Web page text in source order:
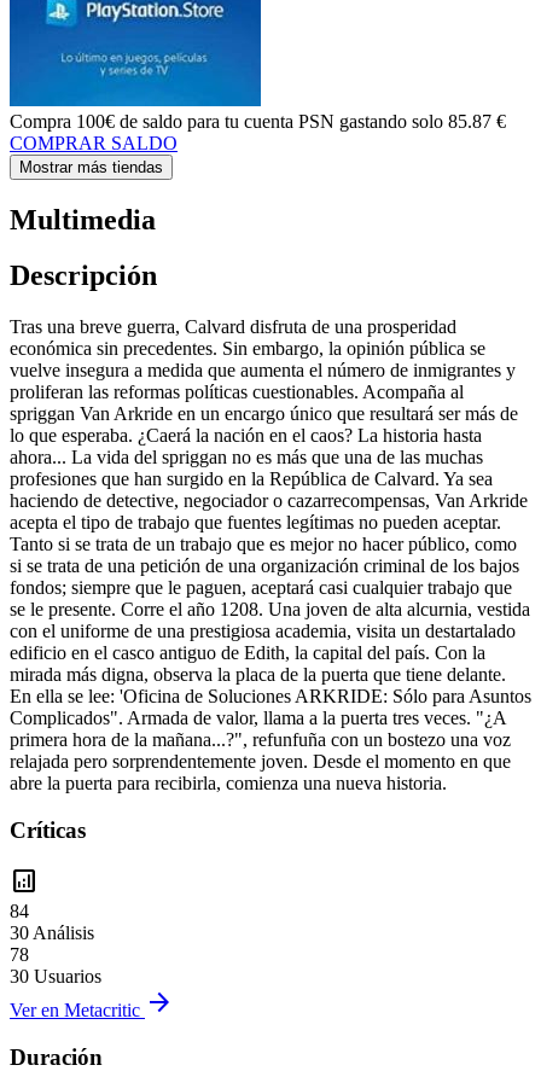
Compra 100€ de saldo para tu cuenta PSN gastando solo 85.87 €
COMPRAR SALDO
Mostrar más tiendas
Multimedia
Descripción
Tras una breve guerra, Calvard disfruta de una prosperidad
económica sin precedentes. Sin embargo, la opinión pública se
vuelve insegura a medida que aumenta el número de inmigrantes y
proliferan las reformas políticas cuestionables. Acompaña al
spriggan Van Arkride en un encargo único que resultará ser más de
lo que esperaba. ¿Caerá la nación en el caos? La historia hasta
ahora... La vida del spriggan no es más que una de las muchas
profesiones que han surgido en la República de Calvard. Ya sea
haciendo de detective, negociador o cazarrecompensas, Van Arkride
acepta el tipo de trabajo que fuentes legítimas no pueden aceptar.
Tanto si se trata de un trabajo que es mejor no hacer público, como
si se trata de una petición de una organización criminal de los bajos
fondos; siempre que le paguen, aceptará casi cualquier trabajo que
se le presente. Corre el año 1208. Una joven de alta alcurnia, vestida
con el uniforme de una prestigiosa academia, visita un destartalado
edificio en el casco antiguo de Edith, la capital del país. Con la
mirada más digna, observa la placa de la puerta que tiene delante.
En ella se lee: 'Oficina de Soluciones ARKRIDE: Sólo para Asuntos
Complicados". Armada de valor, llama a la puerta tres veces. "¿A
primera hora de la mañana...?", refunfuña con un bostezo una voz
relajada pero sorprendentemente joven. Desde el momento en que
abre la puerta para recibirla, comienza una nueva historia.
Críticas
analytics
84
30 Análisis
78
30 Usuarios
Ver en Metacritic arrow_forward
Duración